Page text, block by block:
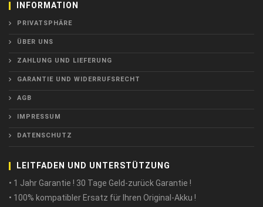
INFORMATION
PRIVATSPHÄRE
ÜBER UNS
ZAHLUNG UND LIEFERUNG
GARANTIE UND WIDERRUFSRECHT
AGB
IMPRESSUM
DATENSCHUTZ
LEITFADEN UND UNTERSTÜTZUNG
• 1 Jahr Garantie ! 30 Tage Geld-zurück Garantie !
• 100% kompatibler Ersatz für Ihren Original-Akku !